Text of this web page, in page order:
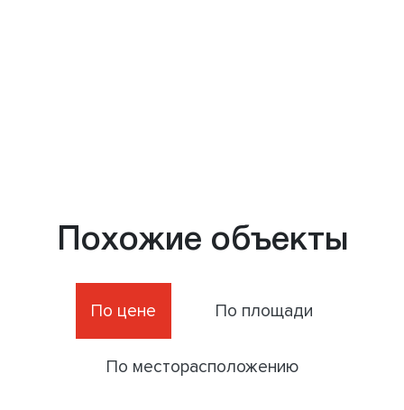
Похожие объекты
По цене По площади
По месторасположению